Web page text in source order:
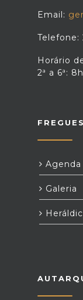
Email:
Telefone:
Horário
2ª a 6ª:
Galeria